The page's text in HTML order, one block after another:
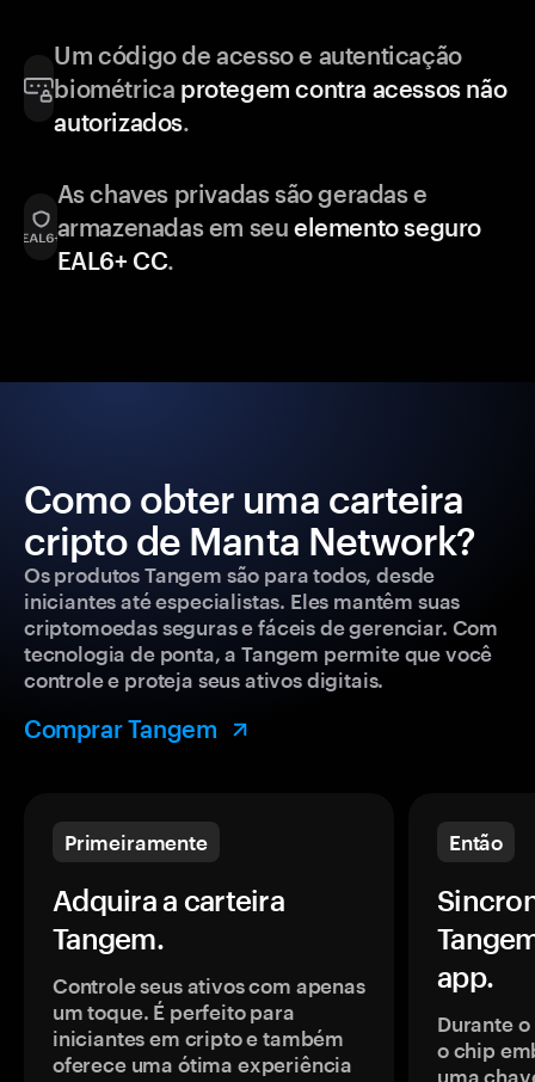
Um código de acesso e autenticação
biométrica protegem contra acessos não
autorizados.
As chaves privadas são geradas e
armazenadas em seu elemento seguro
EAL6+ CC.
Como obter uma carteira
cripto de Manta Network?
Os produtos Tangem são para todos, desde
iniciantes até especialistas. Eles mantêm suas
criptomoedas seguras e fáceis de gerenciar. Com
tecnologia de ponta, a Tangem permite que você
controle e proteja seus ativos digitais.
Comprar Tangem
Primeiramente
Adquira a carteira
Tangem.
Controle seus ativos com apenas
um toque. É perfeito para
iniciantes em cripto e também
oferece uma ótima experiência
Então
app.
Durante
o chip
uma